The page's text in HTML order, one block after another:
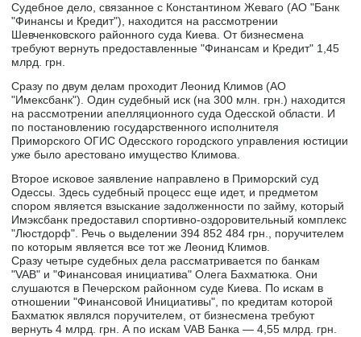
Судебное дело, связанное с Константином Жеваго (АО "Банк
"Финансы и Кредит"), находится на рассмотрении
Шевченковского районного суда Киева. От бизнесмена
требуют вернуть предоставленные "Финансам и Кредит" 1,45
млрд. грн.
Сразу по двум делам проходит Леонид Климов (АО
"Имексбанк"). Один судебный иск (на 300 млн. грн.) находится
на рассмотрении апелляционного суда Одесской области. И
по постановлению государственного исполнителя
Приморского ОГИС Одесского городского управления юстиции
уже было арестовано имущество Климова.
Второе исковое заявление направлено в Приморский суд
Одессы. Здесь судебный процесс еще идет, и предметом
спором является взыскание задолженности по займу, который
Имэксбанк предоставил спортивно-оздоровительный комплекс
"Люстдорф". Речь о выделении 394 852 484 грн., поручителем
по которым является все тот же Леонид Климов.
Сразу четыре судебных дела рассматривается по банкам
"VAB" и "Финансовая инициатива" Олега Бахматюка. Они
слушаются в Печерском районном суде Киева. По искам в
отношении "Финансовой Инициативы", по кредитам которой
Бахматюк являлся поручителем, от бизнесмена требуют
вернуть 4 млрд. грн. А по искам VAB Банка — 4,55 млрд. грн.